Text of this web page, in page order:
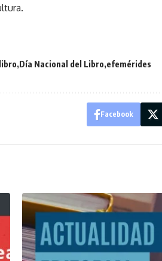
Día Nacional del Libro efemérides
Facebook